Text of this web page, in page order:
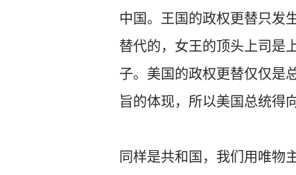
中国。王国的政权更替只发
替代的，女王的顶头上司是
子。美国的政权更替仅仅是
旨的体现，所以美国总统得
同样是共和国，我们用唯物